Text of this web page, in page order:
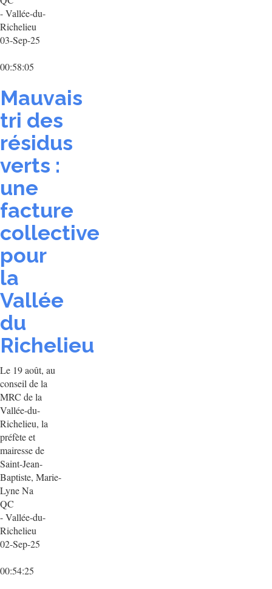
- Vallée-du-
Richelieu
03-Sep-25
00:58:05
Mauvais
tri des
résidus
verts :
une
facture
collective
pour
la
Vallée
du
Richelieu
Le 19 août, au
conseil de la
MRC de la
Vallée-du-
Richelieu, la
préfète et
mairesse de
Saint-Jean-
Baptiste, Marie-
Lyne Na
QC
- Vallée-du-
Richelieu
02-Sep-25
00:54:25